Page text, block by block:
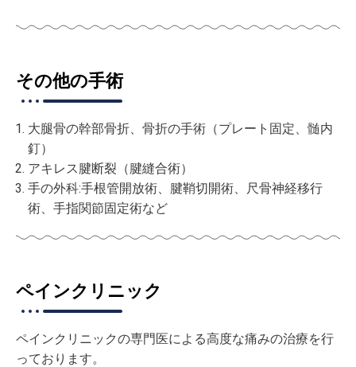
その他の手術
大腿骨の幹部骨折、骨折の手術（プレート固定、髄内
釘）
アキレス腱断裂（腱縫合術）
手の外科:手根管開放術、腱鞘切開術、尺骨神経移行
術、手指関節固定術など
ペインクリニック
ペインクリニックの専門医による高度な痛みの治療を行
っております。